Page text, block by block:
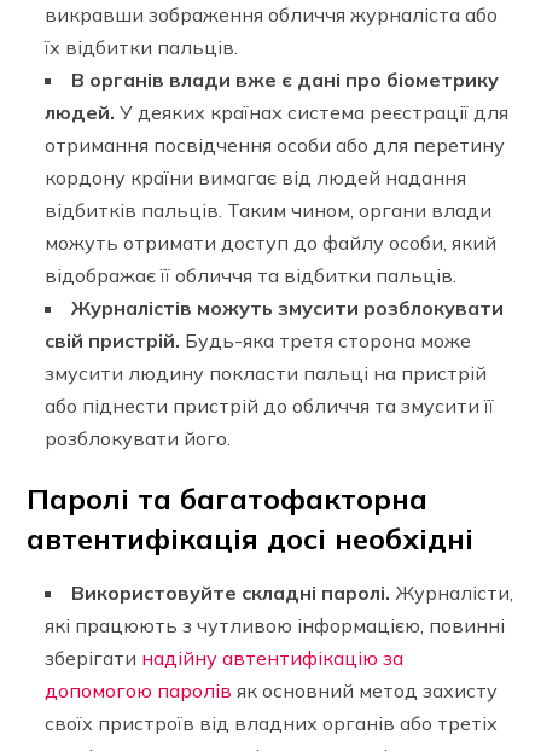
викравши зображення обличчя журналіста або
їх відбитки пальців.
В органів влади вже є дані про біометрику
людей. У деяких країнах система реєстрації для
отримання посвідчення особи або для перетину
кордону країни вимагає від людей надання
відбитків пальців. Таким чином, органи влади
можуть отримати доступ до файлу особи, який
відображає її обличчя та відбитки пальців.
Журналістів можуть змусити розблокувати
свій пристрій. Будь-яка третя сторона може
змусити людину покласти пальці на пристрій
або піднести пристрій до обличчя та змусити її
розблокувати його.
Паролі та багатофакторна
автентифікація досі необхідні
Використовуйте складні паролі. Журналісти,
які працюють з чутливою інформацією, повинні
зберігати надійну автентифікацію за
допомогою паролів як основний метод захисту
своїх пристроїв від владних органів або третіх